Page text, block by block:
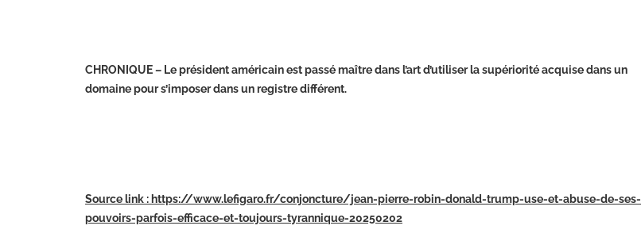
CHRONIQUE – Le président américain est passé maître dans l’art d’utiliser la supériorité acquise dans un
domaine pour s’imposer dans un registre différent.
Source link : https://www.lefigaro.fr/conjoncture/jean-pierre-robin-donald-trump-use-et-abuse-de-ses-
pouvoirs-parfois-efficace-et-toujours-tyrannique-20250202